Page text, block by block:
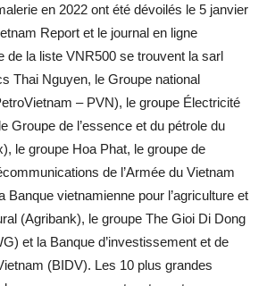
en 2022 ont été dévoilés le 5 janvier
Report et le journal en ligne
de la liste VNR500 se trouvent la sarl
Thai Nguyen, le Groupe national
– PVN), le groupe Électricité
Groupe de l’essence et du pétrole du
le groupe Hoa Phat, le groupe de
de l’Armée du Vietnam
Banque vietnamienne pour l’agriculture et
(Agribank), le groupe The Gioi Di Dong
et la Banque d’investissement et de
(BIDV). Les 10 plus grandes